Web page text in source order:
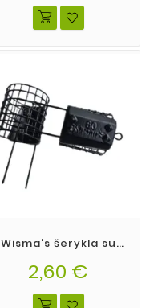
Wisma's šerykla su
ragais dydis L
39*35mm
2,60 €